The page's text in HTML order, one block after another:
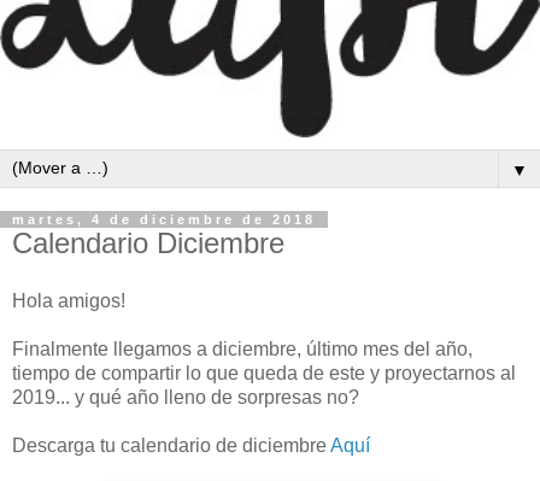
▼
martes, 4 de diciembre de 2018
Calendario Diciembre
Hola amigos!
Finalmente llegamos a diciembre, último mes del año,
tiempo de compartir lo que queda de este y proyectarnos al
2019... y qué año lleno de sorpresas no?
Descarga tu calendario de diciembreAquí